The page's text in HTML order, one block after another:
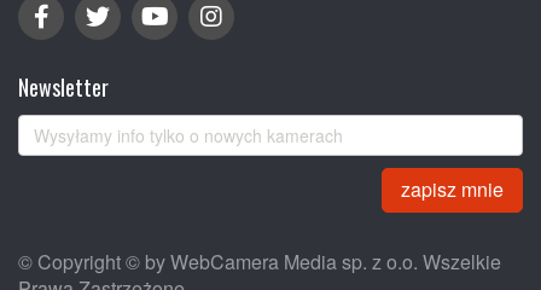
Newsletter
zapisz mnie
© Copyright © by WebCamera Media sp. z o.o. Wszelkie